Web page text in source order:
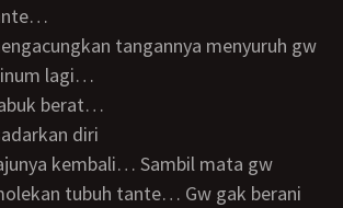
lagi…
berat…
diri
tubuh tante… Gw gak berani